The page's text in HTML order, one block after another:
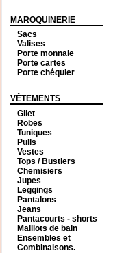
MAROQUINERIE
Sacs
Valises
Porte monnaie
Porte cartes
Porte chéquier
VÊTEMENTS
Gilet
Robes
Tuniques
Pulls
Vestes
Tops / Bustiers
Chemisiers
Jupes
Leggings
Pantalons
Jeans
Pantacourts - shorts
Maillots de bain
Ensembles et
Combinaisons.